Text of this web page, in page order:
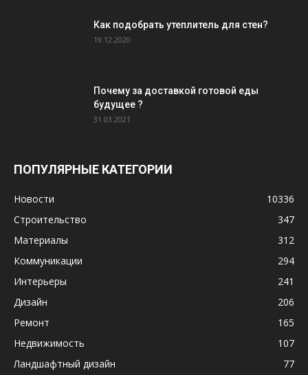
Как подобрать утеплитель для стен?
19.12.2020
Почему за доставкой готовой еды
будущее ?
31.03.2021
ПОПУЛЯРНЫЕ КАТЕГОРИИ
Новости
10336
Строительство
347
Материалы
312
Коммуникации
294
Интерьеры
241
Дизайн
206
Ремонт
165
Недвижимость
107
Ландшафтный дизайн
77